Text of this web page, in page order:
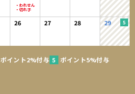
26 27 28 29
ポイント2%付与
ポイント5%付与